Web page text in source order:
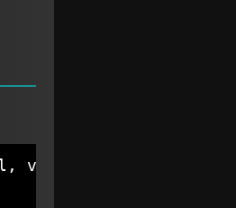
values) {